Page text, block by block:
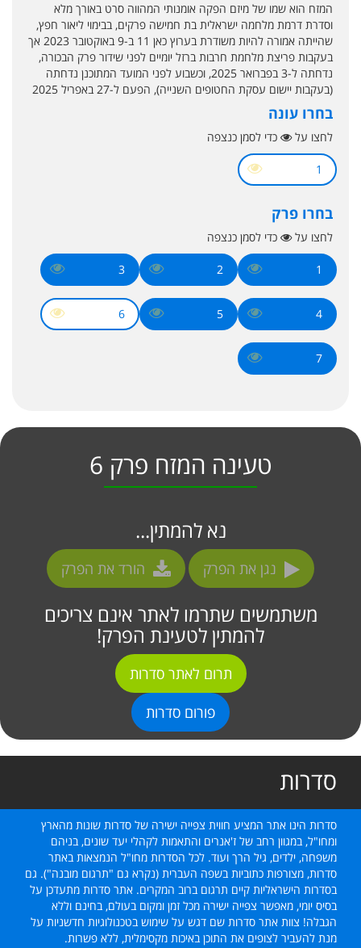
המזח הוא שמו של מיזם הפקה אומנותי המהווה סרט באורך מלא
וסדרת דרמת מלחמה ישראלית בת חמישה פרקים, בבימוי ליאור חפץ,
שהייתה אמורה להיות משודרת בערוץ כאן 11 ב-9 באוקטובר 2023 אך
בעקבות פריצת מלחמת חרבות ברזל יומיים לפני שידור פרק הבכורה,
נדחתה ל-3 בפברואר 2025, וכשבוע לפני המועד המתוכנן נדחתה
(בעקבות יישום עסקת החטופים השנייה), הפעם ל-27 באפריל 2025
בחרו עונה
לחצו על כדי לסמן כנצפה
1
בחרו פרק
לחצו על כדי לסמן כנצפה
1
2
3
4
5
6
7
טעינה המזח פרק 6
נא להמתין...
נגן את הפרק הורד את הפרק
משתמשים שתרמו לאתר אינם צריכים
להמתין לטעינת הפרק!
תרום לאתר סדרות
פורום סדרות
סדרות
סדרות הינו אתר המציע חווית צפייה ישירה של סדרות שונות מהארץ
ומחו"ל, במגוון רחב של ז'אנרים והתאמות לקהלי יעד שונים, בניהם
משפחה, ילדים, גיל הרך ועוד. לכל הסדרות מחו"ל הנמצאות באתר
סדרות, מצורפות כתוביות בשפה העברית (נקרא גם "תרגום מובנה"). גם
בסדרות הישראליות קיים תרגום ברוב המקרים. אתר סדרות מתעדכן על
בסיס יומי, מאפשר צפייה ישירה מכל זמן ומקום בעולם, בחינם וללא
הגבלה! צוות אתר סדרות שם דגש על שימוש בטכנולוגיות חדשניות על
מנת להעביר לצופים את התוכן באיכות מקסימלית, ללא פשרות.